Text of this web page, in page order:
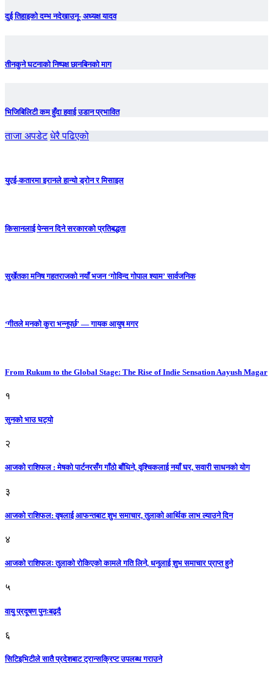
दुई तिहाइको दम्भ नदेखाउनू- अध्यक्ष यादव
तीनकुने घटनाकाे निष्पक्ष छानबिनकाे माग
भिजिबिलिटी कम हुँदा हवाई उडान प्रभावित
ताजा अपडेट धेरै पढिएको
युएई-कतारमा इरानले हान्यो ड्रोन र मिसाइल
किसानलाई पेन्सन दिने सरकारको प्रतिबद्धता
सुर्खेतका मनिष गहतराजको नयाँ भजन ‘गोविन्द गोपाल श्याम’ सार्वजनिक
‘गीतले मनको कुरा भन्नुपर्छ’ — गायक आयुष मगर
From Rukum to the Global Stage: The Rise of Indie Sensation Aayush Magar
१
सुनको भाउ घट्याे
२
आजको राशिफल : मेषको पार्टनरसँग गाँठो बाँधिने, वृश्चिकलाई नयाँ घर, सवारी साधनकाे याेग
३
आजकाे राशिफल: वृषलाई आफन्तबाट शुभ समाचार, तुलाकाे आर्थिक लाभ ल्याउने दिन
४
आजको राशिफलः तुलाकाे रोकिएको कामले गति लिने, धनुलाई शुभ समाचार प्राप्त हुने
५
वायु प्रदूषण पुनःबढ्दै
६
सिटिइभिटीले सातै प्रदेशबाट ट्रान्सक्रिप्ट उपलब्ध गराउने